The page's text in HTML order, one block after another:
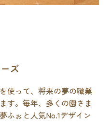
ズ
使って、将来の夢の職業
す。毎年、多くの園さま
ふぉと人気No.1デザイン